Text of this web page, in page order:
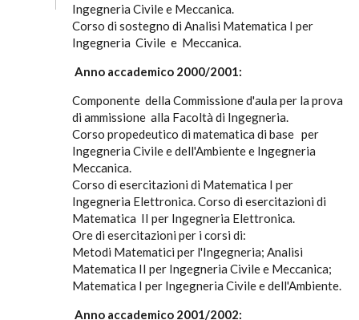
Ingegneria Civile e Meccanica.
Corso di sostegno di Analisi Matematica I per
Ingegneria Civile e Meccanica.
Anno accademico 2000/2001:
Componente della Commissione d'aula per la prova
di ammissione alla Facoltà di Ingegneria.
Corso propedeutico di matematica di base per
Ingegneria Civile e dell'Ambiente e Ingegneria
Meccanica.
Corso di esercitazioni di Matematica I per
Ingegneria Elettronica. Corso di esercitazioni di
Matematica II per Ingegneria Elettronica.
Ore di esercitazioni per i corsi di:
Metodi Matematici per l'Ingegneria; Analisi
Matematica II per Ingegneria Civile e Meccanica;
Matematica I per Ingegneria Civile e dell'Ambiente.
Anno accademico 2001/2002: